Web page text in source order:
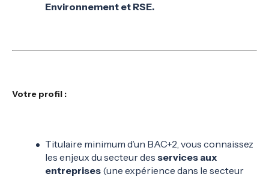
Environnement et RSE.
Votre profil :
Titulaire minimum d’un BAC+2, vous connaissez
les enjeux du secteur des services aux
entreprises (une expérience dans le secteur